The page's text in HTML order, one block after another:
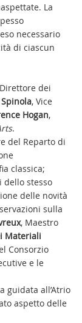
La
necessario
di ciascun
dei
, Vice
Hogan,
.
del Reparto di
classica;
dello stesso
delle novità
sulla
, Maestro
Materiali
Consorzio
e le
guidata all’Atrio
aspetto delle